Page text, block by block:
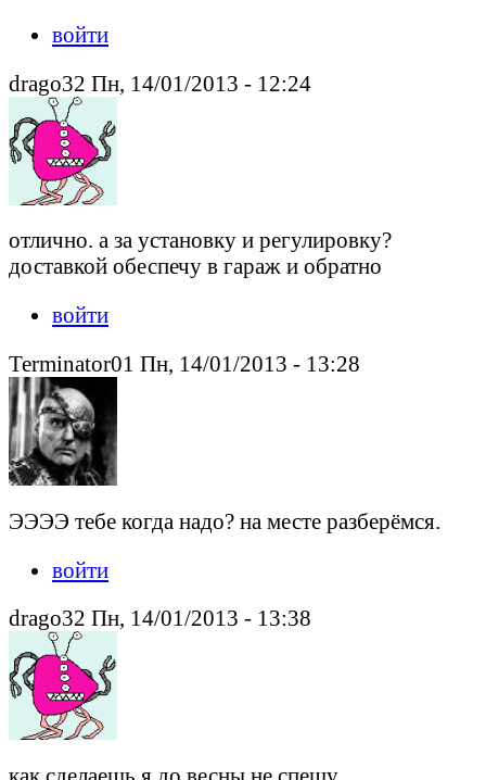
войти
drago32 Пн, 14/01/2013 - 12:24
отлично. а за установку и регулировку?
доставкой обеспечу в гараж и обратно
войти
Terminator01 Пн, 14/01/2013 - 13:28
ЭЭЭЭ тебе когда надо? на месте разберёмся.
войти
drago32 Пн, 14/01/2013 - 13:38